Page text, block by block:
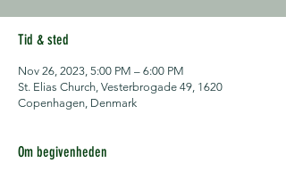
Tid & sted
Nov 26, 2023, 5:00 PM – 6:00 PM
St. Elias Church, Vesterbrogade 49, 1620
Copenhagen, Denmark
Om begivenheden